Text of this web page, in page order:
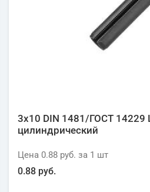
3х10 DIN 1481/ГОСТ
цилиндрический
Цена 0.88 руб. за 1 шт
0.88 руб.